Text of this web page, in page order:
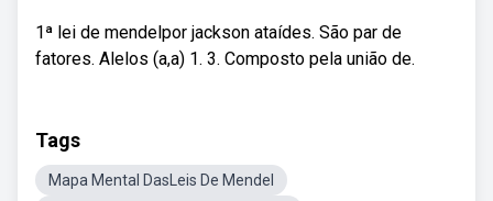
1ª lei de mendelpor jackson ataídes. São par de
fatores. Alelos (a,a) 1. 3. Composto pela união de.
Tags
Mapa Mental DasLeis De Mendel